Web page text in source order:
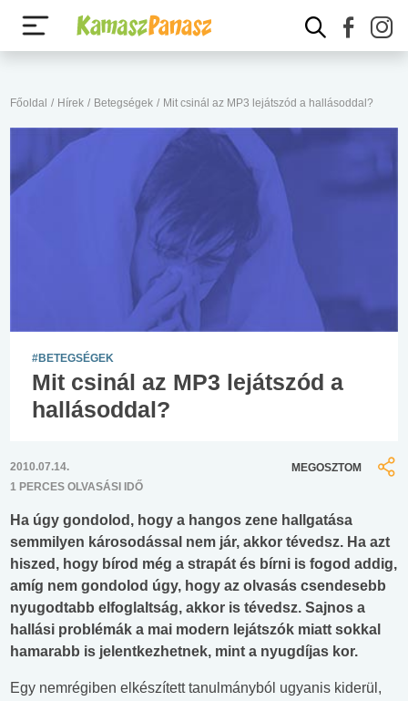
Főoldal / Hírek / Betegségek / Mit csinál az MP3 lejátszód a hallásoddal?
#BETEGSÉGEK
Mit csinál az MP3 lejátszód a
hallásoddal?
2010.07.14.
1 PERCES OLVASÁSI IDŐ
MEGOSZTOM
Ha úgy gondolod, hogy a hangos zene hallgatása
semmilyen károsodással nem jár, akkor tévedsz. Ha azt
hiszed, hogy bírod még a strapát és bírni is fogod addig,
amíg nem gondolod úgy, hogy az olvasás csendesebb
nyugodtabb elfoglaltság, akkor is tévedsz. Sajnos a
hallási problémák a mai modern lejátszók miatt sokkal
hamarabb is jelentkezhetnek, mint a nyugdíjas kor.
Egy nemrégiben elkészített tanulmányból ugyanis kiderül,